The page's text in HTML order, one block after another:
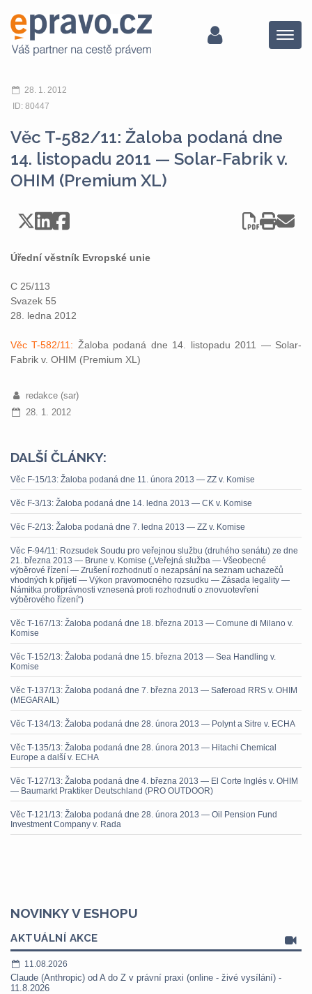
Menu
28. 1. 2012
ID: 80447
Věc T-582/11: Žaloba podaná dne
14. listopadu 2011 — Solar-Fabrik v.
OHIM (Premium XL)
Úřední věstník Evropské unie
C 25/113
Svazek 55
28. ledna 2012
Věc T-582/11: Žaloba podaná dne 14. listopadu 2011 — Solar-
Fabrik v. OHIM (Premium XL)
redakce (sar)
28. 1. 2012
DALŠÍ ČLÁNKY:
Věc F-15/13: Žaloba podaná dne 11. února 2013 — ZZ v. Komise
Věc F-3/13: Žaloba podaná dne 14. ledna 2013 — CK v. Komise
Věc F-2/13: Žaloba podaná dne 7. ledna 2013 — ZZ v. Komise
Věc F-94/11: Rozsudek Soudu pro veřejnou službu (druhého senátu) ze dne
21. března 2013 — Brune v. Komise („Veřejná služba — Všeobecné
výběrové řízení — Zrušení rozhodnutí o nezapsání na seznam uchazečů
vhodných k přijetí — Výkon pravomocného rozsudku — Zásada legality —
Námitka protiprávnosti vznesená proti rozhodnutí o znovuotevření
výběrového řízení“)
Věc T-167/13: Žaloba podaná dne 18. března 2013 — Comune di Milano v.
Komise
Věc T-152/13: Žaloba podaná dne 15. března 2013 — Sea Handling v.
Komise
Věc T-137/13: Žaloba podaná dne 7. března 2013 — Saferoad RRS v. OHIM
(MEGARAIL)
Věc T-134/13: Žaloba podaná dne 28. února 2013 — Polynt a Sitre v. ECHA
Věc T-135/13: Žaloba podaná dne 28. února 2013 — Hitachi Chemical
Europe a další v. ECHA
Věc T-127/13: Žaloba podaná dne 4. března 2013 — El Corte Inglés v. OHIM
— Baumarkt Praktiker Deutschland (PRO OUTDOOR)
Věc T-121/13: Žaloba podaná dne 28. února 2013 — Oil Pension Fund
Investment Company v. Rada
NOVINKY V ESHOPU
AKTUÁLNÍ AKCE
11.08.2026
Claude (Anthropic) od A do Z v právní praxi (online - živé vysílání) -
11.8.2026